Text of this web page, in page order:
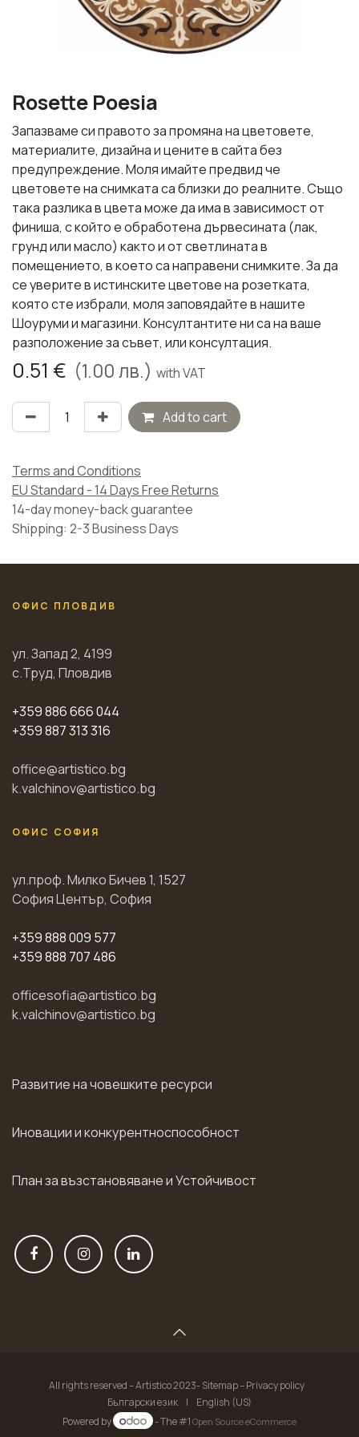
Rosette Poesia
Запазваме си правото за промяна на цветовете,
материалите, дизайна и цените в сайта без
предупреждение. Моля имайте предвид че
цветовете на снимката са близки до реалните. Също
така разлика в цвета може да има в зависимост от
финиша, с който е обработена дървесината (лак,
грунд или масло) както и от светлината в
помещението, в което са направени снимките. За да
се уверите в истинските цветове на розетката,
която сте избрали, моля заповядайте в нашите
Шоуруми и магазини. Консултантите ни са на ваше
разположение за съвет, или консултация.
0.51 € (1.00лв.) with VAT
Add to cart
Terms and Conditions
EU Standard - 14 Days Free Returns
14-day money-back guarantee
Shipping: 2-3 Business Days
ОФИС ПЛОВДИВ
ул. Запад 2, 4199
с.Труд, Пловдив
+359 886 666 044
+359 887 313 316
office@artistico.bg
k.valchinov@artistico.bg
ОФИС СОФИЯ
ул.проф. Милко Бичев 1, 1527
София Център, София
+359 888 009 577
+359 888 707 486
officesofia@artistico.bg
k.valchinov@artistico.bg
Развитие на човешките ресурси
Иновации и конкурентноспособност
План за възстановяване и Устойчивост
All rights reserved – Artistico 2023- Sitemap – Privacy policy
Български език
|
English (US)
Powered by
- The #1Open Source eCommerce